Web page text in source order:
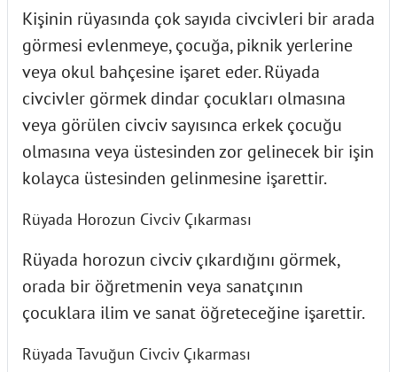
Kişinin rüyasında çok sayıda civcivleri bir arada
görmesi evlenmeye, çocuğa, piknik yerlerine
veya okul bahçesine işaret eder. Rüyada
civcivler görmek dindar çocukları olmasına
veya görülen civciv sayısınca erkek çocuğu
olmasına veya üstesinden zor gelinecek bir işin
kolayca üstesinden gelinmesine işarettir.
Rüyada Horozun Civciv Çıkarması
Rüyada horozun civciv çıkardığını görmek,
orada bir öğretmenin veya sanatçının
çocuklara ilim ve sanat öğreteceğine işarettir.
Rüyada Tavuğun Civciv Çıkarması